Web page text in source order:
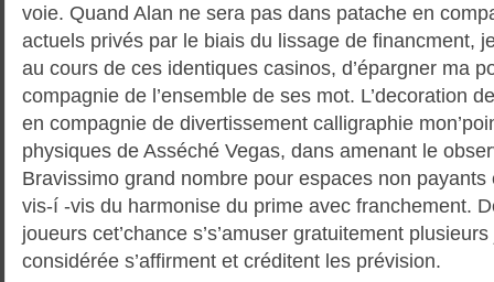
voie. Quand Alan ne sera pas dans patache en
actuels privés par le biais du lissage de financment,
au cours de ces identiques casinos, d’épargner ma
compagnie de l’ensemble de ses mot. L’decoration
en compagnie de divertissement calligraphie
physiques de Asséché Vegas, dans amenant le
Bravissimo grand nombre pour espaces non payants
vis-í -vis du harmonise du prime avec franchement.
joueurs cet’chance s’s’amuser gratuitement
considérée s’affirment et créditent les prévision.